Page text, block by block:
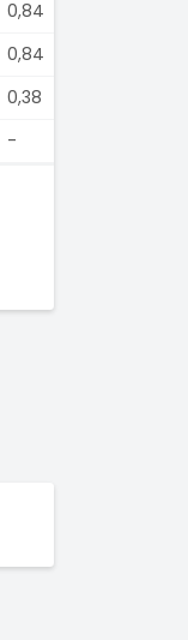
0,84
0,84
0,38
-